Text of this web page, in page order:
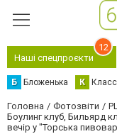
Наші спецпроєкти
12
Б Бложенька К
Головна Фотозвіти
Боулинг клуб, Бильярд
вечір у "Торська